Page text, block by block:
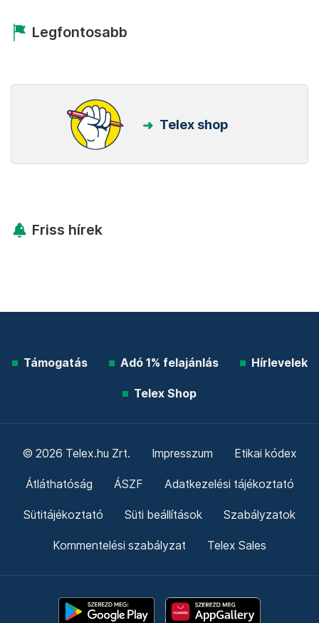
Legfontosabb
Telex shop
Friss hírek
Támogatás Adó 1% felajánlás Hírlevelek
Telex Shop
© 2026 Telex.hu Zrt. Impresszum Etikai kódex
Átláthatóság ÁSZF Adatkezelési tájékoztató
Sütitájékoztató Süti beállítások Szabályzatok
Kommentelési szabályzat Telex Sales